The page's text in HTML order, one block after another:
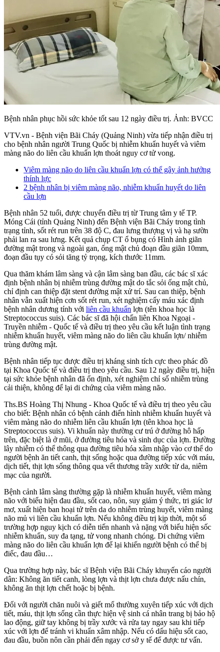
Bệnh nhân phục hồi sức khỏe tốt sau 12 ngày điều trị. Ảnh: BVCC
VTV.vn - Bệnh viện Bãi Cháy (Quảng Ninh) vừa tiếp nhận điều trị
cho bệnh nhân người Trung Quốc bị nhiễm khuẩn huyết và viêm
màng não do liên cầu khuẩn lợn thoát nguy cơ tử vong.
Viêm màng não do liên cầu khuẩn lợn có thể gây ảnh hưởng
thính lực
2 bệnh nhân bị viêm màng não, nhiễm khuẩn huyết do liên
cầu lợn
Bệnh nhân 52 tuổi, được chuyển điều trị từ Trung tâm y tế TP.
Móng Cái (tỉnh Quảng Ninh) đến Bệnh viện Bãi Cháy trong tình
trạng tỉnh, sốt rét run trên 38 độ C, đau lưng thượng vị và hạ sườn
phải lan ra sau lưng. Kết quả chụp CT ổ bụng có Hình ảnh giãn
đường mật trong và ngoài gan, ống mật chủ đoạn đầu giãn 10mm,
đoạn đầu tụy có sỏi tăng tỷ trọng, kích thước 11mm.
Qua thăm khám lâm sàng và cận lâm sàng ban đầu, các bác sĩ xác
định bệnh nhân bị nhiễm trùng đường mật do tắc sỏi ống mật chủ,
chỉ định can thiệp đặt stent đường mật xử trí. Sau can thiệp, bệnh
nhân vẫn xuất hiện cơn sốt rét run, xét nghiệm cấy máu xác định
bệnh nhân dương tính với liên cầu khuẩn lợn (tên khoa học là
Streptococcus suis). Các bác sĩ đã hội chẩn liên Khoa Ngoại -
Truyền nhiễm - Quốc tế và điều trị theo yêu cầu kết luận tình trạng
nhiễm khuẩn huyết, viêm màng não do liên cầu khuẩn lợn/ nhiễm
trùng đường mật.
Bệnh nhân tiếp tục được điều trị kháng sinh tích cực theo phác đồ
tại Khoa Quốc tế và điều trị theo yêu cầu. Sau 12 ngày điều trị, hiện
tại sức khỏe bệnh nhân đã ổn định, xét nghiệm chỉ số nhiễm trùng
cải thiện, không để lại di chứng của viêm màng não.
Ths.BS Hoàng Thị Nhung - Khoa Quốc tế và điều trị theo yêu cầu
cho biết: Bệnh nhân có bệnh cảnh điển hình nhiễm khuẩn huyết và
viêm màng não do nhiễm liên cầu khuẩn lợn (tên khoa học là
Streptococcus suis). Vi khuẩn này thường cư trú ở đường hô hấp
trên, đặc biệt là ở mũi, ở đường tiêu hóa và sinh dục của lợn. Đường
lây nhiễm có thể thông qua đường tiêu hóa xâm nhập vào cơ thể do
người bệnh ăn tiết canh, thịt sống hoặc qua đường tiếp xúc với máu,
dịch tiết, thịt lợn sống thông qua vết thương trầy xước từ da, niêm
mạc của người.
Bệnh cảnh lâm sàng thường gặp là nhiễm khuẩn huyết, viêm màng
não với biểu hiện đau đầu, sốt cao, nôn, suy giảm ý thức, tri giác lơ
mơ, xuất hiện ban hoại tử trên da do nhiễm trùng huyết, viêm màng
não mủ vi liên cầu khuẩn lợn. Nếu không điều trị kịp thời, một số
trường hợp nguy kịch có diễn tiến nhanh và nặng với biểu hiện sốc
nhiễm khuẩn, suy đa tạng, tử vong nhanh chóng. Di chứng viêm
màng não do liên cầu khuẩn lợn để lại khiến người bệnh có thể bị
điếc, đau đầu…
Qua trường hợp này, bác sĩ Bệnh viện Bãi Cháy khuyến cáo người
dân: Không ăn tiết canh, lòng lợn và thịt lợn chưa được nấu chín,
không ăn thịt lợn chết hoặc bị bệnh.
Đối với người chăn nuôi và giết mổ thường xuyên tiếp xúc với dịch
tiết, máu, thịt lợn sống cần thực hiện vệ sinh cá nhân trang bị bảo hộ
lao động, giữ tay không bị trầy xước và rửa tay ngay sau khi tiếp
xúc với lợn để tránh vi khuẩn xâm nhập. Nếu có dấu hiệu sốt cao,
đau đầu, buồn nôn cần phải đến ngay cơ sở y tế để được tư vấn.